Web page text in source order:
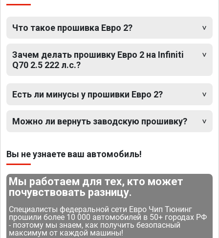
Что такое прошивка Евро 2?
Зачем делать прошивку Евро 2 на Infiniti
Q70 2.5 222 л.с.?
Есть ли минусы у прошивки Евро 2?
Можно ли вернуть заводскую прошивку?
Вы не узнаете ваш автомобиль!
Мы работаем для тех, кто может
почувствовать разницу.
Специалисты федеральной сети Евро Чип Тюнинг
прошили более 10 000 автомобилей в 50+ городах РФ
- поэтому мы знаем, как получить безопасный
максимум от каждой машины!